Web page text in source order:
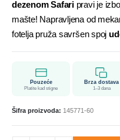
dezenom Safari pravi je
mašte! Napravljena od
fotelja pruža savršen spoj
Pouzeće
Platite kad stigne
Brza dostava
1–3 dana
Šifra proizvoda: 145771-60